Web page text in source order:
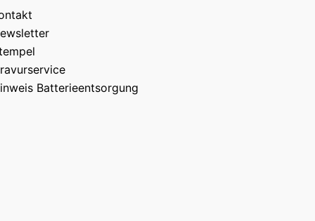
Batterieentsorgung